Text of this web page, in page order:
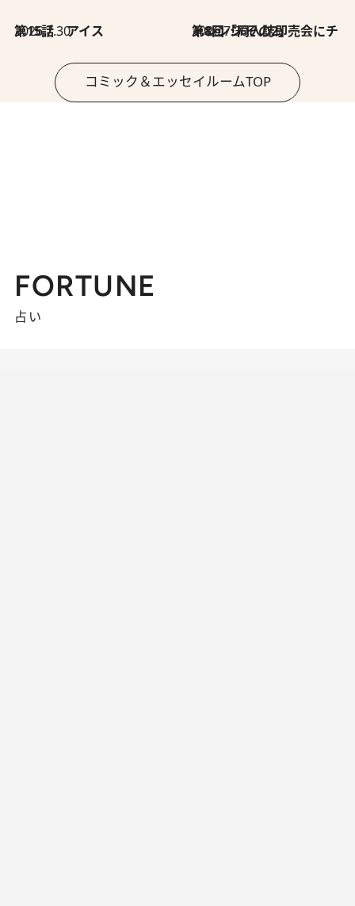
2026.7.30
第15話 アイス 2026.7.30
第8回「同人誌即売会にチャレンジ その2」
コミック＆エッセイルームTOP
FORTUNE
占い